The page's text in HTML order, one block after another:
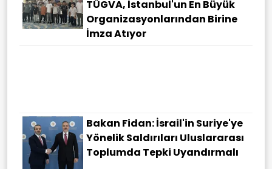
TÜGVA, İstanbul'un En Büyük
Organizasyonlarından Birine
İmza Atıyor
Bakan Fidan: İsrail'in Suriye'ye
Yönelik Saldırıları Uluslararası
Toplumda Tepki Uyandırmalı